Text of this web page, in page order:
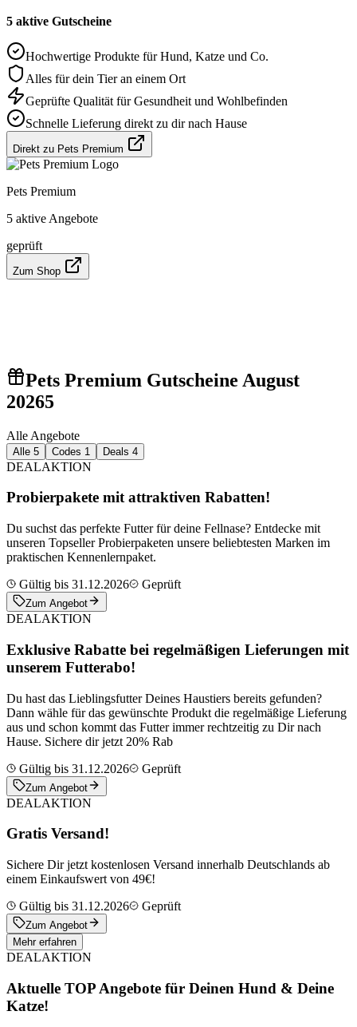
5 aktive Gutscheine
Hochwertige Produkte für Hund, Katze und Co.
Alles für dein Tier an einem Ort
Geprüfte Qualität für Gesundheit und Wohlbefinden
Schnelle Lieferung direkt zu dir nach Hause
Direkt zu Pets Premium
Pets Premium
5 aktive Angebote
geprüft
Zum Shop
Pets Premium Gutscheine August
20265
Alle Angebote
Alle 5 Codes 1 Deals 4
DEALAKTION
Probierpakete mit attraktiven Rabatten!
Du suchst das perfekte Futter für deine Fellnase? Entdecke mit
unseren Topseller Probierpaketen unsere beliebtesten Marken im
praktischen Kennenlernpaket.
Gültig bis 31.12.2026
Geprüft
Zum Angebot
DEALAKTION
Exklusive Rabatte bei regelmäßigen Lieferungen mit
unserem Futterabo!
Du hast das Lieblingsfutter Deines Haustiers bereits gefunden?
Dann wähle für das gewünschte Produkt die regelmäßige Lieferung
aus und schon kommt das Futter immer rechtzeitig zu Dir nach
Hause. Sichere dir jetzt 20% Rab
Gültig bis 31.12.2026
Geprüft
Zum Angebot
DEALAKTION
Gratis Versand!
Sichere Dir jetzt kostenlosen Versand innerhalb Deutschlands ab
einem Einkaufswert von 49€!
Gültig bis 31.12.2026
Geprüft
Zum Angebot
Mehr erfahren
DEALAKTION
Aktuelle TOP Angebote für Deinen Hund & Deine
Katze!